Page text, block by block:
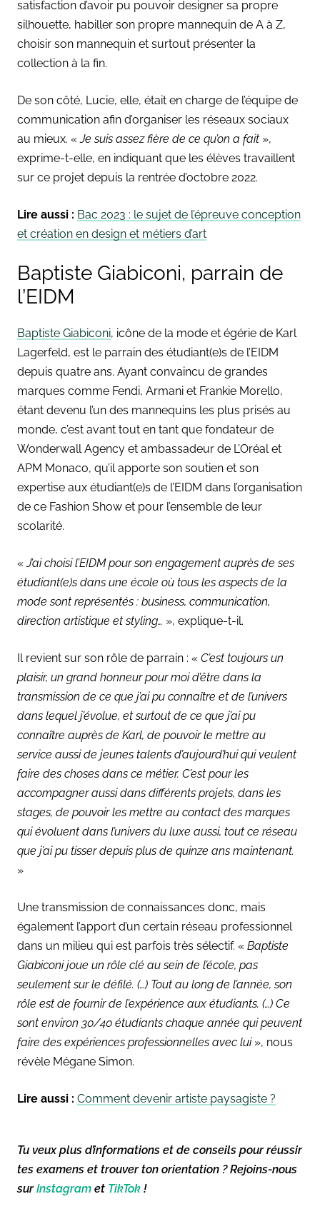
satisfaction d’avoir pu pouvoir designer sa propre
silhouette, habiller son propre mannequin de A à Z,
choisir son mannequin et surtout présenter la
collection à la fin.
De son côté, Lucie, elle, était en charge de l’équipe de
communication afin d’organiser les réseaux sociaux
au mieux. «Je suis assez fière de ce qu’on a fait »,
exprime-t-elle, en indiquant que les élèves travaillent
sur ce projet depuis la rentrée d’octobre 2022.
Lire aussi : Bac 2023 : le sujet de l’épreuve conception
et création en design et métiers d’art
Baptiste Giabiconi, parrain de
l’EIDM
Baptiste Giabiconi, icône de la mode et égérie de Karl
Lagerfeld, est le parrain des étudiant(e)s de l’EIDM
depuis quatre ans. Ayant convaincu de grandes
marques comme Fendi, Armani et Frankie Morello,
étant devenu l’un des mannequins les plus prisés au
monde, c’est avant tout en tant que fondateur de
Wonderwall Agency et ambassadeur de L’Oréal et
APM Monaco, qu’il apporte son soutien et son
expertise aux étudiant(e)s de l’EIDM dans l’organisation
de ce Fashion Show et pour l’ensemble de leur
scolarité.
«J’ai choisi l’EIDM pour son engagement auprès de ses
étudiant(e)s dans une école où tous les aspects de la
mode sont représentés : business, communication,
direction artistique et styling… », explique-t-il.
Il revient sur son rôle de parrain : « C’est toujours un
plaisir, un grand honneur pour moi d’être dans la
transmission de ce que j’ai pu connaître et de l’univers
dans lequel j’évolue, et surtout de ce que j’ai pu
connaître auprès de Karl, de pouvoir le mettre au
service aussi de jeunes talents d’aujourd’hui qui veulent
faire des choses dans ce métier. C’est pour les
accompagner aussi dans différents projets, dans les
stages, de pouvoir les mettre au contact des marques
qui évoluent dans l’univers du luxe aussi, tout ce réseau
que j’ai pu tisser depuis plus de quinze ans maintenant.
»
Une transmission de connaissances donc, mais
également l’apport d’un certain réseau professionnel
dans un milieu qui est parfois très sélectif. « Baptiste
Giabiconi joue un rôle clé au sein de l’école, pas
seulement sur le défilé. (…) Tout au long de l’année, son
rôle est de fournir de l’expérience aux étudiants. (…) Ce
sont environ 30/40 étudiants chaque année qui peuvent
faire des expériences professionnelles avec lui», nous
révèle Mégane Simon.
Lire aussi : Comment devenir artiste paysagiste ?
Tu veux plus d’informations et de conseils pour réussir
tes examens et trouver ton orientation ? Rejoins-nous
surInstagram et TikTok !